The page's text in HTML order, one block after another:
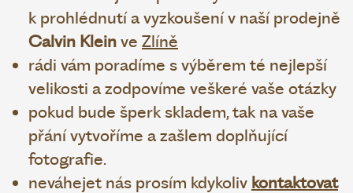
k prohlédnutí a vyzkoušení v naší prodejně
Calvin Klein ve Zlíně
rádi vám poradíme s výběrem té nejlepší
velikosti a zodpovíme veškeré vaše otázky
pokud bude šperk skladem, tak na vaše
přání vytvoříme a zašlem doplňující
fotografie.
neváhejet nás prosím kdykoliv kontaktovat